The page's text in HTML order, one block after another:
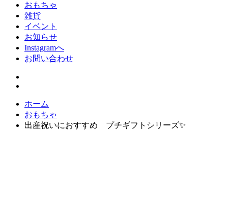
おもちゃ
雑貨
イベント
お知らせ
Instagramへ
お問い合わせ
ホーム
おもちゃ
出産祝いにおすすめ プチギフトシリーズ✨